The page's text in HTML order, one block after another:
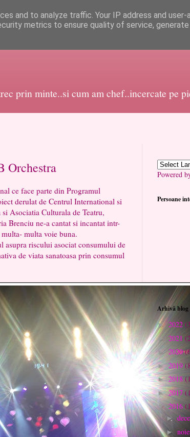
prin minte..si cum am chef..incercate pe
Orchestra
parte din Programul
derulat de Centrul International si
Asociatia Culturala de Teatru,
Brenciu ne-a cantat si incantat intr-
multa voie buna.
asupra riscului asociat consumului de
de viata sanatoasa prin consumul
Powered
Persoane
Arhivă blog
►2022
►2021
►2020
►2019
►2018
►2017
▼2016
►
►
and to analyze traffic. Your IP address and user-
metrics to ensure quality of service, generate